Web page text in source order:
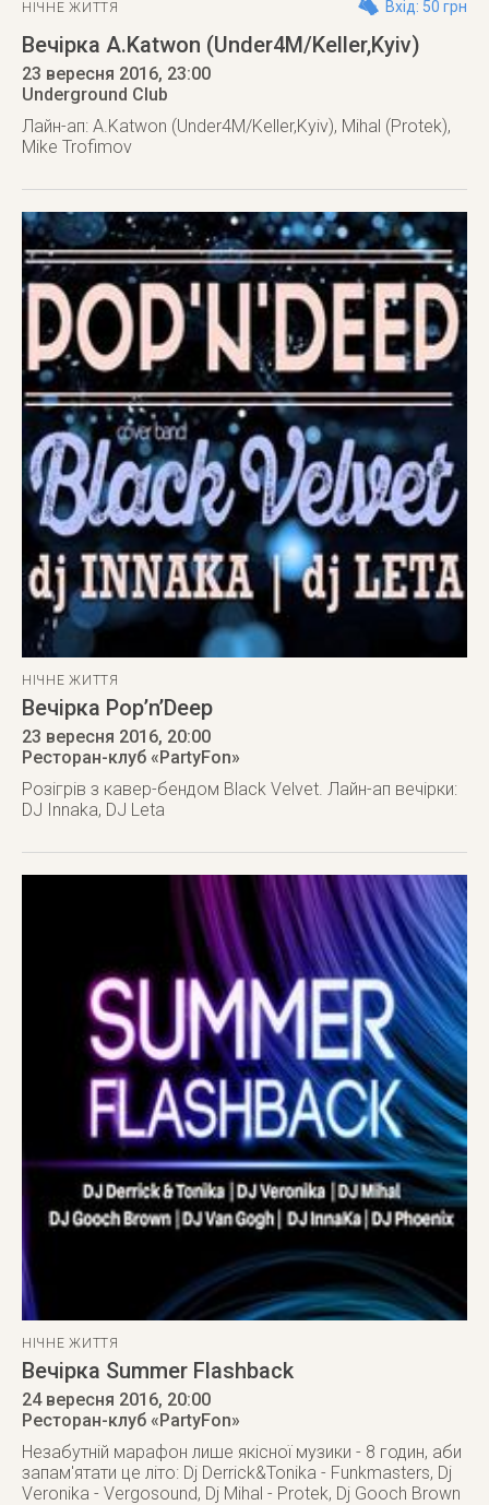
НІЧНЕ ЖИТТЯ Вхід: 50 грн
Вечірка A.Katwon (Under4M/Keller,Kyiv)
23 вересня 2016, 23:00
Underground Club
Лайн-ап: A.Katwon (Under4M/Keller,Kyiv), Mihal (Protek),
Mike Trofimov
НІЧНЕ ЖИТТЯ
Вечірка Pop’n’Deep
23 вересня 2016, 20:00
Ресторан-клуб «PartyFon»
Розігрів з кавер-бендом Black Velvet. Лайн-ап вечірки:
DJ Innaka, DJ Leta
НІЧНЕ ЖИТТЯ
Вечірка Summer Flashback
24 вересня 2016, 20:00
Ресторан-клуб «PartyFon»
Незабутній марафон лише якісної музики - 8 годин, аби
запам'ятати це літо: Dj Derrick&Tonika - Funkmasters, Dj
Veronika - Vergosound, Dj Mihal - Protek, Dj Gooch Brown